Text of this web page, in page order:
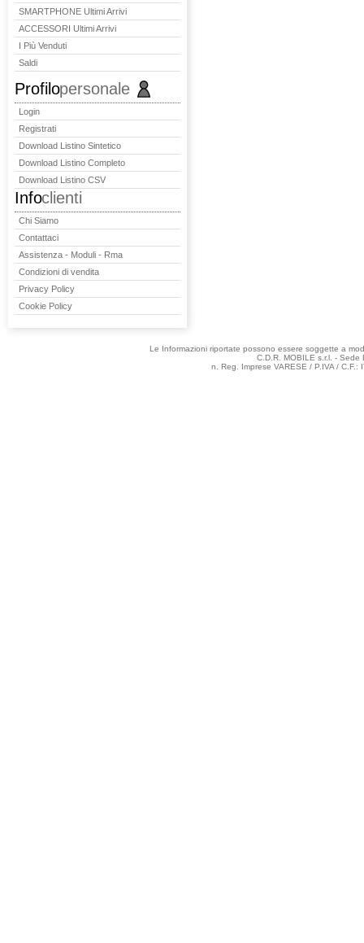
SMARTPHONE Ultimi Arrivi
ACCESSORI Ultimi Arrivi
I Più Venduti
Saldi
Profilopersonale
Login
Registrati
Download Listino Sintetico
Download Listino Completo
Download Listino CSV
Infoclienti
Chi Siamo
Contattaci
Assistenza - Moduli - Rma
Condizioni di vendita
Privacy Policy
Cookie Policy
Le Informazioni riportate possono essere soggette a
C.D.R. MOBILE s.r.l. -
n. Reg. Imprese VARESE / P.IVA /